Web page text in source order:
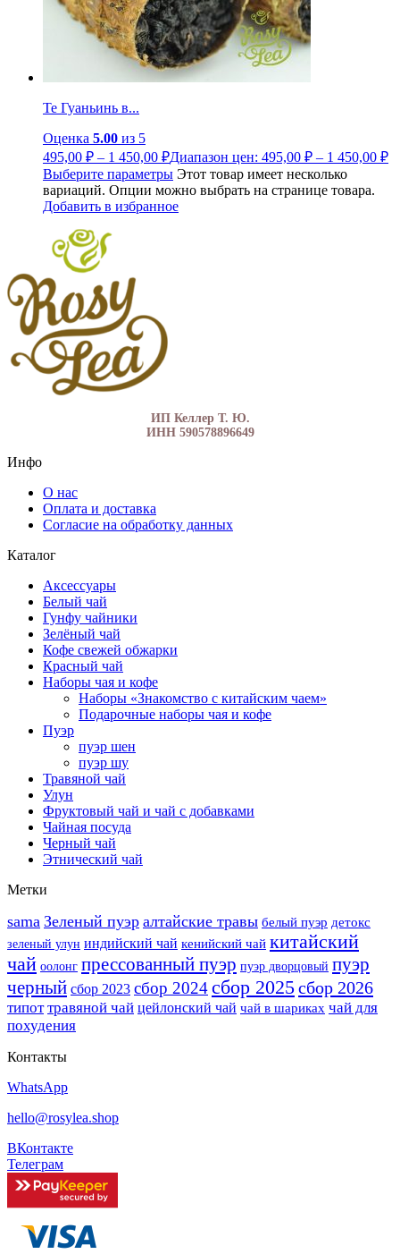
Те Гуаньинь в...
Оценка 5.00 из 5
495,00 ₽ – 1 450,00 ₽Диапазон цен: 495,00 ₽ – 1 450,00 ₽
Выберите параметры Этот товар имеет несколько
вариаций. Опции можно выбрать на странице товара.
Добавить в избранное
ИП Келлер Т. Ю.
ИНН 590578896649
Инфо
О нас
Оплата и доставка
Согласие на обработку данных
Каталог
Аксессуары
Белый чай
Гунфу чайники
Зелёный чай
Кофе свежей обжарки
Красный чай
Наборы чая и кофе
Наборы «Знакомство с китайским чаем»
Подарочные наборы чая и кофе
Пуэр
пуэр шен
пуэр шу
Травяной чай
Улун
Фруктовый чай и чай с добавками
Чайная посуда
Черный чай
Этнический чай
Метки
sama Зеленый пуэр алтайские травы белый пуэр детокс
зеленый улун индийский чай кенийский чай китайский
чай оолонг прессованный пуэр пуэр дворцовый пуэр
черный сбор 2023 сбор 2024сбор 2025сбор 2026
типот травяной чай цейлонский чай чай в шариках чай для
похудения
Контакты
WhatsApp
hello@rosylea.shop
ВКонтакте
Телеграм